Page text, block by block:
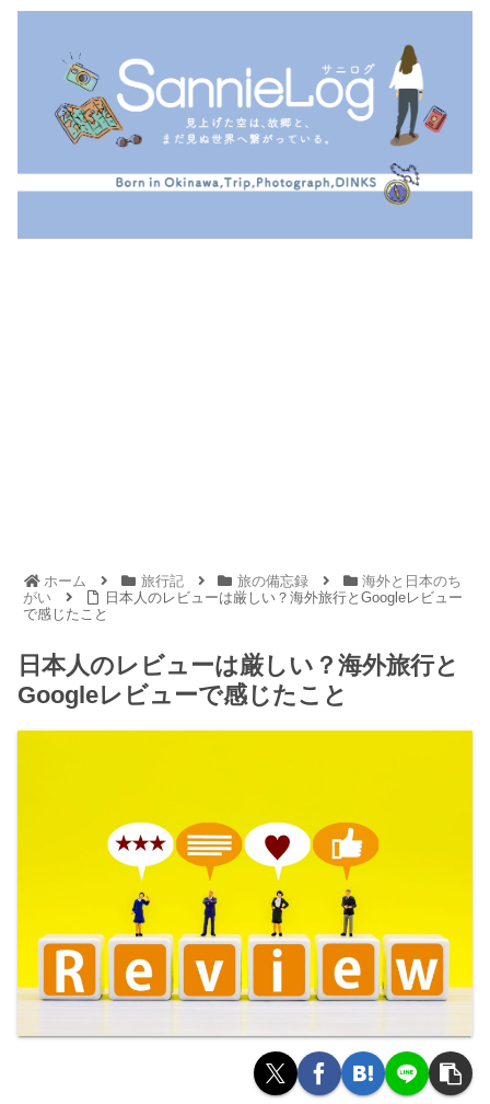
ホーム 旅行記 旅の備忘録
海外と日本のち
がい
日本人のレビューは厳しい？海外旅行とGoogleレビュー
で感じたこと
日本人のレビューは厳しい？海外旅行と
Googleレビューで感じたこと